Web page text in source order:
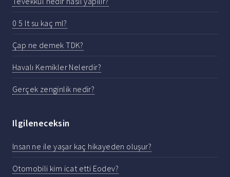
0 5 lt su kaç ml?
Çap ne demek TDK?
Havalı Kemikler Nelerdir?
Gerçek zenginlik nedir?
Ilgileneceksin
Insan ne ile yaşar kaç hikayeden oluşur?
Otomobili kim icat etti Eodev?